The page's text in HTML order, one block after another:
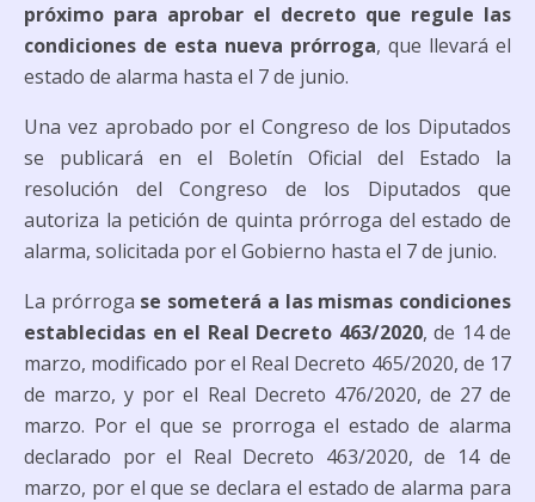
próximo para aprobar el decreto que regule las
condiciones de esta nueva prórroga, que llevará el
estado de alarma hasta el 7 de junio.
Una vez aprobado por el Congreso de los Diputados
se publicará en el Boletín Oficial del Estado la
resolución del Congreso de los Diputados que
autoriza la petición de quinta prórroga del estado de
alarma, solicitada por el Gobierno hasta el 7 de junio.
La prórroga se someterá a las mismas condiciones
establecidas en el Real Decreto 463/2020, de 14 de
marzo, modificado por el Real Decreto 465/2020, de 17
de marzo, y por el Real Decreto 476/2020, de 27 de
marzo. Por el que se prorroga el estado de alarma
declarado por el Real Decreto 463/2020, de 14 de
marzo, por el que se declara el estado de alarma para